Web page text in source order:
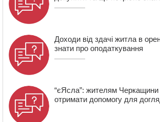
15:05 На Звенигородщині, попри заборону
проведуть “Ше.Fest”
Доходи від здачі житла в
знати про оподаткування
“єЯсла”: жителям Черкащини
отримати допомогу для